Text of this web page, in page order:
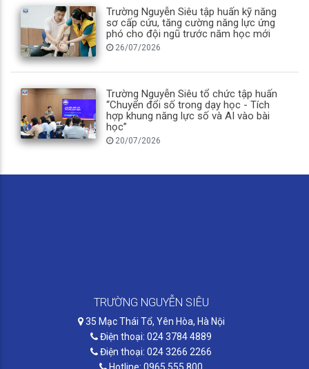
Trường Nguyễn Siêu tập huấn kỹ năng
sơ cấp cứu, tăng cường năng lực ứng
phó cho đội ngũ trước năm học mới
26/07/2026
Trường Nguyễn Siêu tổ chức tập huấn
“Chuyển đổi số trong dạy học - Tích
hợp khung năng lực số và AI vào bài
học”
20/07/2026
TRƯỜNG NGUYỄN SIÊU
35 Mạc Thái Tổ, Yên Hòa, Hà Nội
Điện thoại: 024 3784 4889
Điện thoại: 024 3266 2266